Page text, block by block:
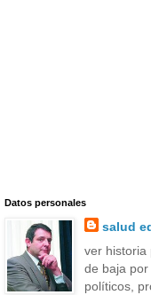
Datos personales
salud
ver historia
de baja
políticos,